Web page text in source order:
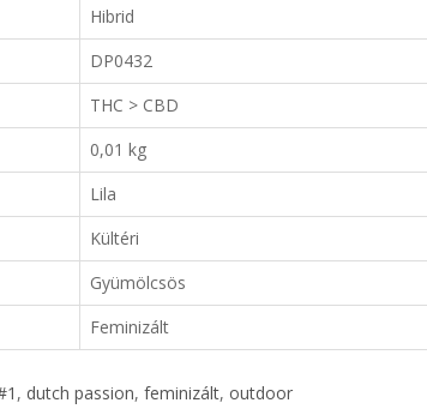
Hibrid
DP0432
THC > CBD
0,01 kg
Lila
Kültéri
Gyümölcsös
Feminizált
, dutch passion, feminizált, outdoor